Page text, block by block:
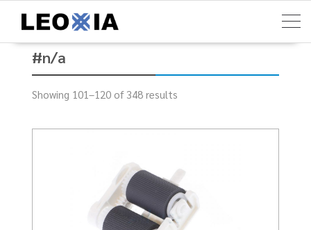
content
#n/a
Showing 101–120 of 348 results